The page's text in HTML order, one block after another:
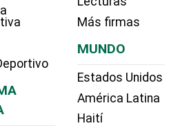
Más firmas
MUNDO
Estados Unidos
América Latina
Haití